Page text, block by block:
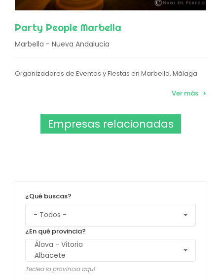
Party People Marbella
Marbella - Nueva Andalucia
Organizadores de Eventos y Fiestas en Marbella, Málaga
Ver más
Empresas relacionadas
¿Qué buscas?
¿En qué provincia?
Teclea la provincia aquí